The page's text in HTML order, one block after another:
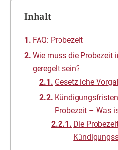
Inhalt
FAQ: Probezeit
Wie muss die Probezeit
geregelt sein?
Gesetzliche
Probezeit – Was
Die